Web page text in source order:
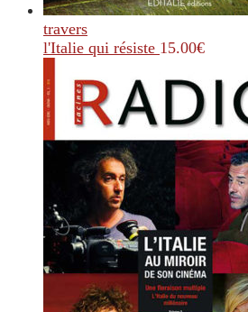
travers
l'Italie qui résiste 15.00€